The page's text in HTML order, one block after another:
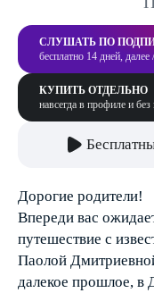
СЛУШАТЬ ПО
бесплатно 14 дней, далее
КУПИТЬ ОТДЕЛЬНО
навсегда в профиле и
Дорогие родители!
Впереди вас
путешествие с
Паолой
далекое прошлое,